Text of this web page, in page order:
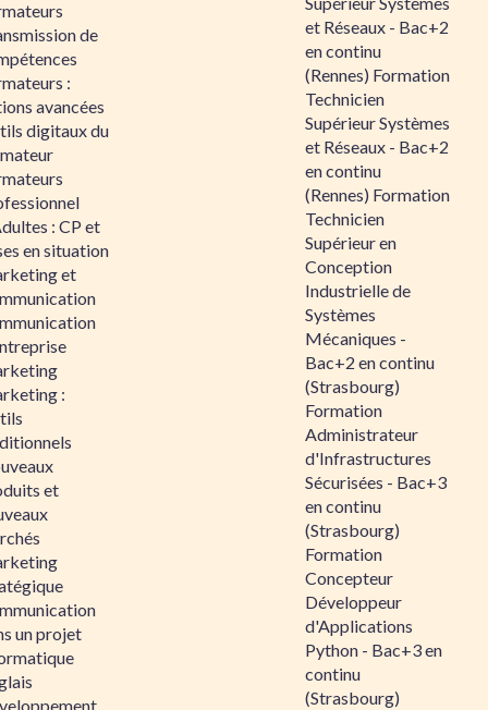
de
:
avancées
digitaux du
: CP et
en situation
et
:
et
un projet
et Réseaux - Bac+2
en continu
(Rennes) Formation
Technicien
Supérieur Systèmes
et Réseaux - Bac+2
en continu
(Rennes) Formation
Technicien
Supérieur en
Conception
Industrielle de
Systèmes
Mécaniques -
Bac+2 en continu
(Strasbourg)
Formation
Administrateur
d'Infrastructures
Sécurisées - Bac+3
en continu
(Strasbourg)
Formation
Concepteur
Développeur
d'Applications
Python - Bac+3 en
continu
(Strasbourg)